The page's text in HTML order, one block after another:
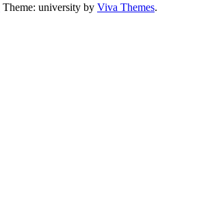
Theme: university by Viva Themes.